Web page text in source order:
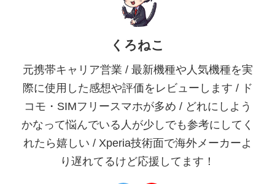
くろねこ
元携帯キャリア営業 / 最新機種や人気機種を実
際に使用した感想や評価をレビューします / ド
コモ・SIMフリースマホが多め / どれにしよう
かなって悩んでいる人が少しでも参考にしてく
れたら嬉しい / Xperia技術面で海外メーカーよ
り遅れてるけど応援してます！